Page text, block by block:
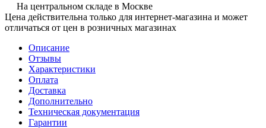
На центральном складе в Москве
Цена действительна только для интернет-магазина и может
отличаться от цен в розничных магазинах
Описание
Отзывы
Характеристики
Оплата
Доставка
Дополнительно
Техническая документация
Гарантии